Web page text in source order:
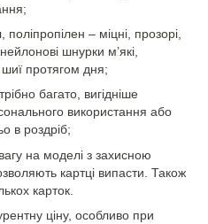
– міцні, прозорі,
шнурки м’які,
протягом дня;
багато, вигідніше
використання або
в роздріб;
на моделі з захисною
картці випасти. Також
карток.
ціну, особливо при